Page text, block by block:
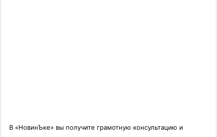
В «НовинЪке» вы получите грамотную консультацию и